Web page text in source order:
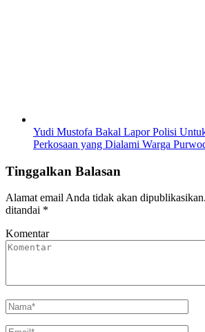
Yudi Mustofa Bakal Lapor Polisi
Perkosaan yang Dialami Warga
Tinggalkan Balasan
Alamat email Anda tidak akan dipublikasikan.
ditandai *
Komentar